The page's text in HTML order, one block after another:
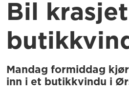
Bil
Mandag formiddag
inn i et butikkvindu i